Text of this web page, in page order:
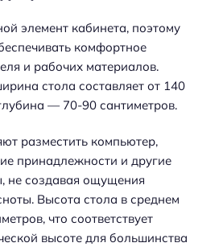
элемент кабинета, поэтому
комфортное
и рабочих материалов.
стола составляет от 140
— 70-90 сантиметров.
разместить компьютер,
принадлежности и другие
не создавая ощущения
Высота стола в среднем
что соответствует
высоте для большинства